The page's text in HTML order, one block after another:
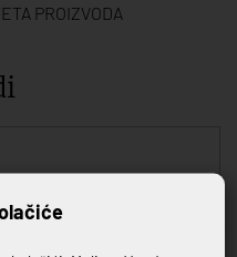
PROIZVODA